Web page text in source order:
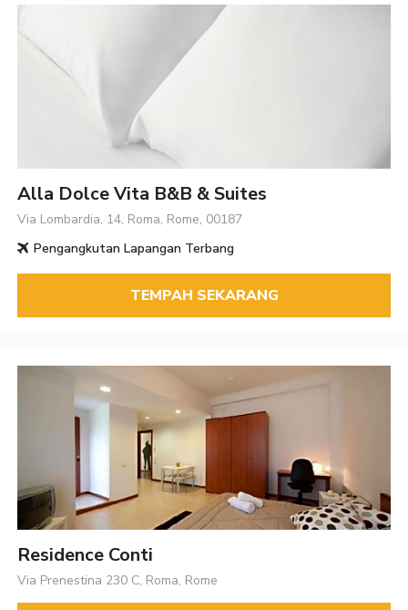
Alla Dolce Vita B&B & Suites
Via Lombardia, 14, Roma, Rome, 00187
Pengangkutan Lapangan Terbang
TEMPAH SEKARANG
Residence Conti
Via Prenestina 230 C, Roma, Rome